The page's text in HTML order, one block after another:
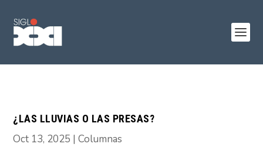
¿LAS LLUVIAS O LAS PRESAS?
Oct 13, 2025 |Columnas